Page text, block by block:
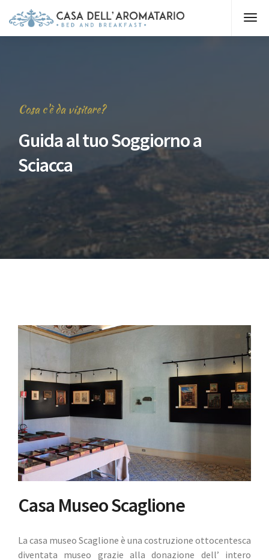
Cosa c'è da visitare?
Guida al tuo Soggiorno a
Sciacca
Casa Museo Scaglione
La casa museo Scaglione è una costruzione ottocentesca
diventata museo grazie alla donazione dell’ intero